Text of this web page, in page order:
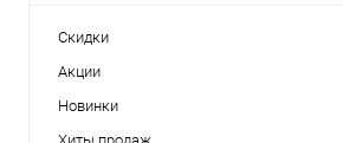
Скидки
Акции
Новинки